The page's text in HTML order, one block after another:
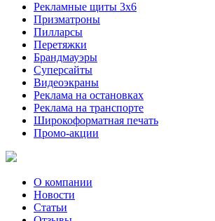
Рекламные щиты 3х6
Призматроны
Пилларсы
Перетяжки
Брандмауэры
Суперсайты
Видеоэкраны
Реклама на остановках
Реклама на транспорте
Широкоформатная печать
Промо-акции
О компании
Новости
Статьи